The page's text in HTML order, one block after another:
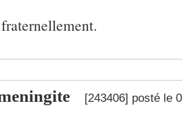
[243406] posté le